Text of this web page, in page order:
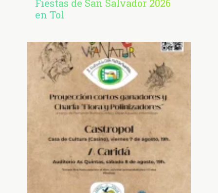
Fiestas de San Salvador 2026
en Tol